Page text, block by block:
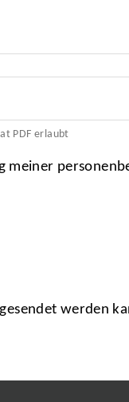
PDF erlaubt
meiner
werden